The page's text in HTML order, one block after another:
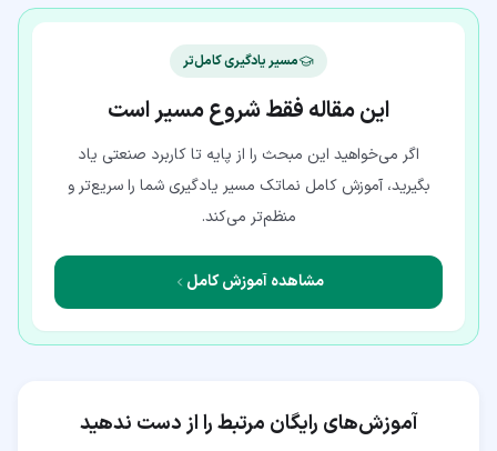
مسیر یادگیری کامل‌تر
این مقاله فقط شروع مسیر است
اگر می‌خواهید این مبحث را از پایه تا کاربرد صنعتی یاد
بگیرید، آموزش کامل نماتک مسیر یادگیری شما را سریع‌تر و
منظم‌تر می‌کند.
مشاهده آموزش کامل
آموزش‌های رایگان مرتبط را از دست ندهید